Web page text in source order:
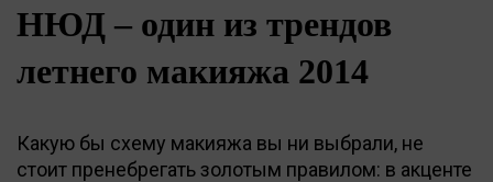
НЮД – один из трендов
летнего макияжа 2014
Какую бы схему макияжа вы ни выбрали, не
стоит пренебрегать золотым правилом: в акценте